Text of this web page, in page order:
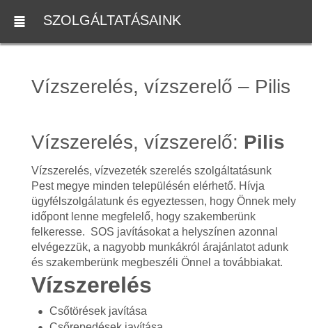
SZOLGÁLTATÁSAINK
Vízszerelés, vízszerelő – Pilis
Vízszerelés, vízszerelő: Pilis
Vízszerelés, vízvezeték szerelés szolgáltatásunk
Pest megye minden településén elérhető. Hívja
ügyfélszolgálatunk és egyeztessen, hogy Önnek mely
időpont lenne megfelelő, hogy szakemberünk
felkeresse. SOS javításokat a helyszínen azonnal
elvégezzük, a nagyobb munkákról árajánlatot adunk
és szakemberünk megbeszéli Önnel a továbbiakat.
Vízszerelés
Csőtörések javítása